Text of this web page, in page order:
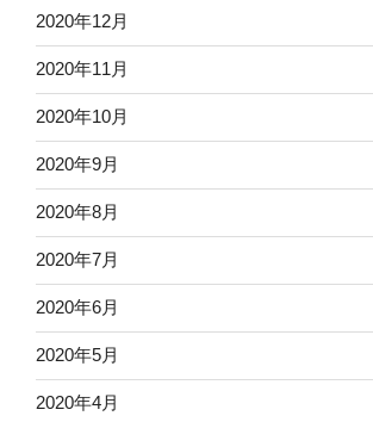
2020年12月
2020年11月
2020年10月
2020年9月
2020年8月
2020年7月
2020年6月
2020年5月
2020年4月